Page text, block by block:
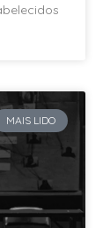
MAIS LIDO